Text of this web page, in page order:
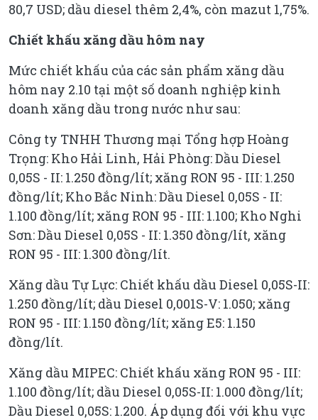
80,7 USD; dầu diesel thêm 2,4%, còn mazut 1,75%.
Chiết khấu xăng dầu hôm nay
Mức chiết khấu của các sản phẩm xăng dầu
hôm nay 2.10 tại một số doanh nghiệp kinh
doanh xăng dầu trong nước như sau:
Công ty TNHH Thương mại Tổng hợp Hoàng
Trọng: Kho Hải Linh, Hải Phòng: Dầu Diesel
0,05S - II: 1.250 đồng/lít; xăng RON 95 - III: 1.250
đồng/lít; Kho Bắc Ninh: Dầu Diesel 0,05S - II:
1.100 đồng/lít; xăng RON 95 - III: 1.100; Kho Nghi
Sơn: Dầu Diesel 0,05S - II: 1.350 đồng/lít, xăng
RON 95 - III: 1.300 đồng/lít.
Xăng dầu Tự Lực: Chiết khấu dầu Diesel 0,05S-II:
1.250 đồng/lít; dầu Diesel 0,001S-V: 1.050; xăng
RON 95 - III: 1.150 đồng/lít; xăng E5: 1.150
đồng/lít.
Xăng dầu MIPEC: Chiết khấu xăng RON 95 - III:
1.100 đồng/lít; dầu Diesel 0,05S-II: 1.000 đồng/lít;
Dầu Diesel 0,05S: 1.200. Áp dụng đối với khu vực